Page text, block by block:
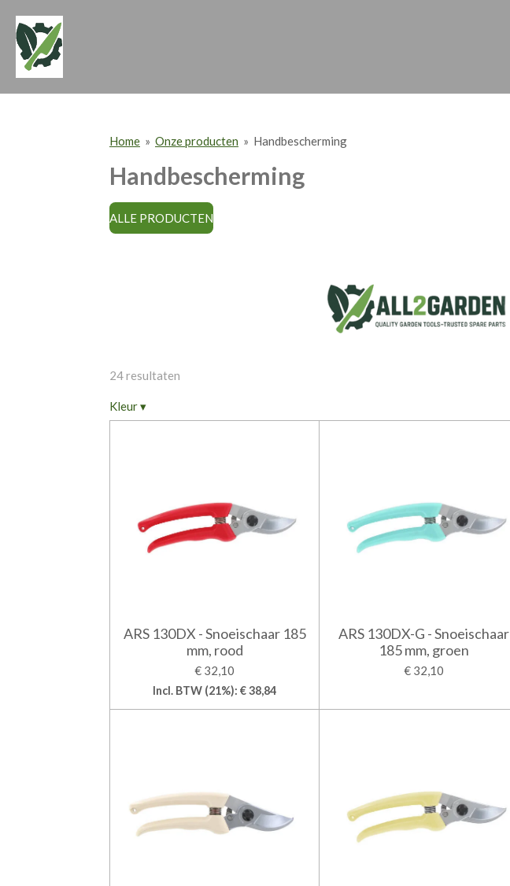
Ga
direct
naar
Home » Onze producten » Handbescherming
Handbescherming
ALLE PRODUCTEN
24 resultaten
Kleur▾
ARS 130DX - Snoeischaar 185
mm, rood
€ 32,10
Incl. BTW (21%): € 38,84
ARS 130DX-G - Snoeischaar
185 mm, groen
€ 32,10